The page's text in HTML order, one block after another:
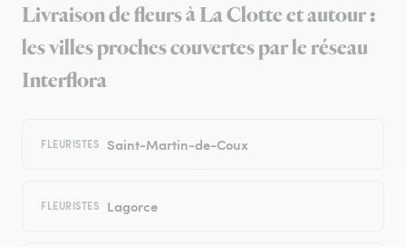
Livraison de fleurs à La Clotte et autour :
les villes proches couvertes par le réseau
Interflora
FLEURISTES Saint-Martin-de-Coux
FLEURISTES Lagorce